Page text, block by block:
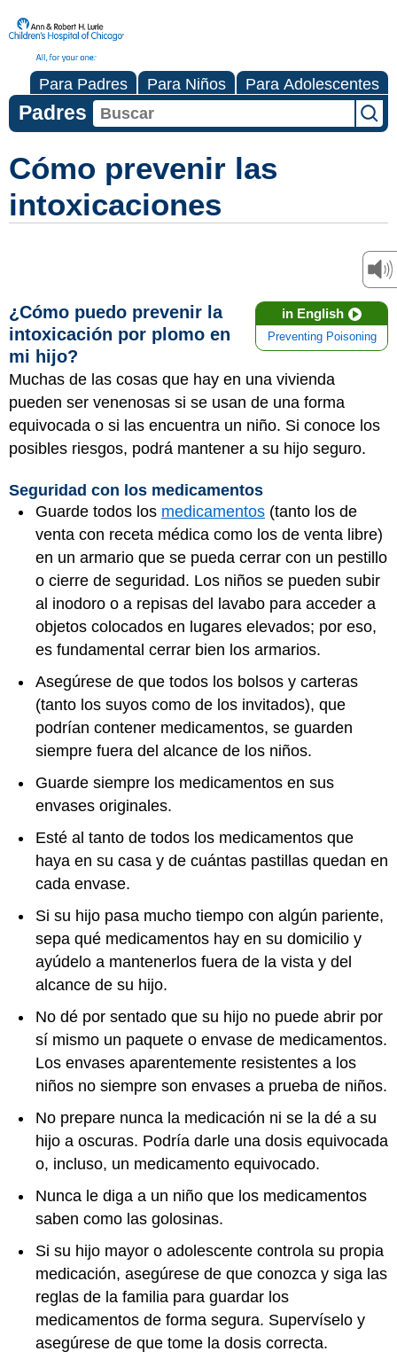
Para Padres Para Niños Para Adolescentes
Padres
Cómo prevenir las
intoxicaciones
in English
Preventing Poisoning
¿Cómo puedo prevenir la
intoxicación por plomo en
mi hijo?
Muchas de las cosas que hay en una vivienda
pueden ser venenosas si se usan de una forma
equivocada o si las encuentra un niño. Si conoce los
posibles riesgos, podrá mantener a su hijo seguro.
Seguridad con los medicamentos
Guarde todos los medicamentos (tanto los de
venta con receta médica como los de venta libre)
en un armario que se pueda cerrar con un pestillo
o cierre de seguridad. Los niños se pueden subir
al inodoro o a repisas del lavabo para acceder a
objetos colocados en lugares elevados; por eso,
es fundamental cerrar bien los armarios.
Asegúrese de que todos los bolsos y carteras
(tanto los suyos como de los invitados), que
podrían contener medicamentos, se guarden
siempre fuera del alcance de los niños.
Guarde siempre los medicamentos en sus
envases originales.
Esté al tanto de todos los medicamentos que
haya en su casa y de cuántas pastillas quedan en
cada envase.
Si su hijo pasa mucho tiempo con algún pariente,
sepa qué medicamentos hay en su domicilio y
ayúdelo a mantenerlos fuera de la vista y del
alcance de su hijo.
No dé por sentado que su hijo no puede abrir por
sí mismo un paquete o envase de medicamentos.
Los envases aparentemente resistentes a los
niños no siempre son envases a prueba de niños.
No prepare nunca la medicación ni se la dé a su
hijo a oscuras. Podría darle una dosis equivocada
o, incluso, un medicamento equivocado.
Nunca le diga a un niño que los medicamentos
saben como las golosinas.
Si su hijo mayor o adolescente controla su propia
medicación, asegúrese de que conozca y siga las
reglas de la familia para guardar los
medicamentos de forma segura. Supervíselo y
asegúrese de que tome la dosis correcta.